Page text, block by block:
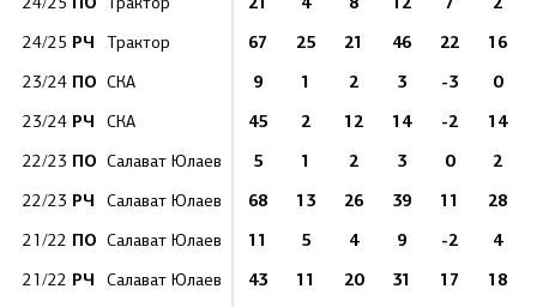
24/25 РЧ Трактор 67 25 21 46 22 16
23/24 ПО СКА 9 1 2 3 -3 0
23/24 РЧ СКА 45 2 12 14 -2 14
22/23 ПО Салават Юлаев 5 1 2 3 0 2
22/23 РЧ Салават Юлаев 68 13 26 39 11 28
21/22 ПО Салават Юлаев 11 5 4 9 -2 4
21/22 РЧ Салават Юлаев 43 11 20 31 17 18